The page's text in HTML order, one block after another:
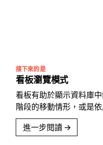
接下來的是
看板瀏覽模式
看板有助於顯示資料庫
階段的移動情形，或是
進一步閱讀 →